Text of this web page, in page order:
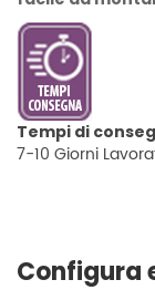
Tempi di
7-10 Giorni
Configura